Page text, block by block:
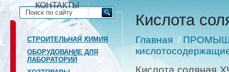
КОНТАКТЫ
СТРОИТЕЛЬНАЯ ХИМИЯ
ОБОРУДОВАНИЕ ДЛЯ
ЛАБОРАТОРИЙ
Кислота
Главная /